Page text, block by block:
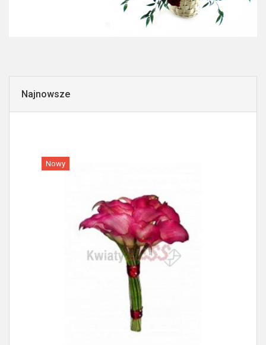
Najnowsze
Nowy